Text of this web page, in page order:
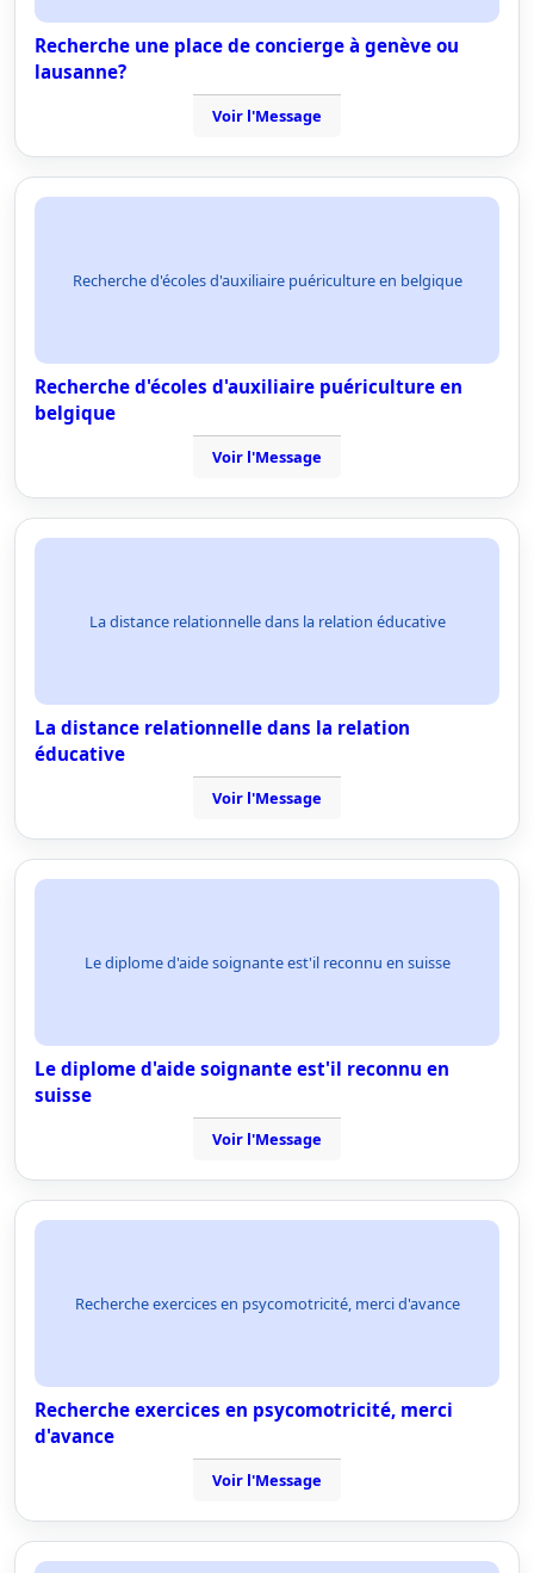
Recherche une place de concierge à genève ou
lausanne?
Voir l'Message
Recherche d'écoles d'auxiliaire puériculture en belgique
Recherche d'écoles d'auxiliaire puériculture en
belgique
Voir l'Message
La distance relationnelle dans la relation éducative
La distance relationnelle dans la relation
éducative
Voir l'Message
Le diplome d'aide soignante est'il reconnu en suisse
Le diplome d'aide soignante est'il reconnu en
suisse
Voir l'Message
Recherche exercices en psycomotricité, merci d'avance
Recherche exercices en psycomotricité, merci
d'avance
Voir l'Message